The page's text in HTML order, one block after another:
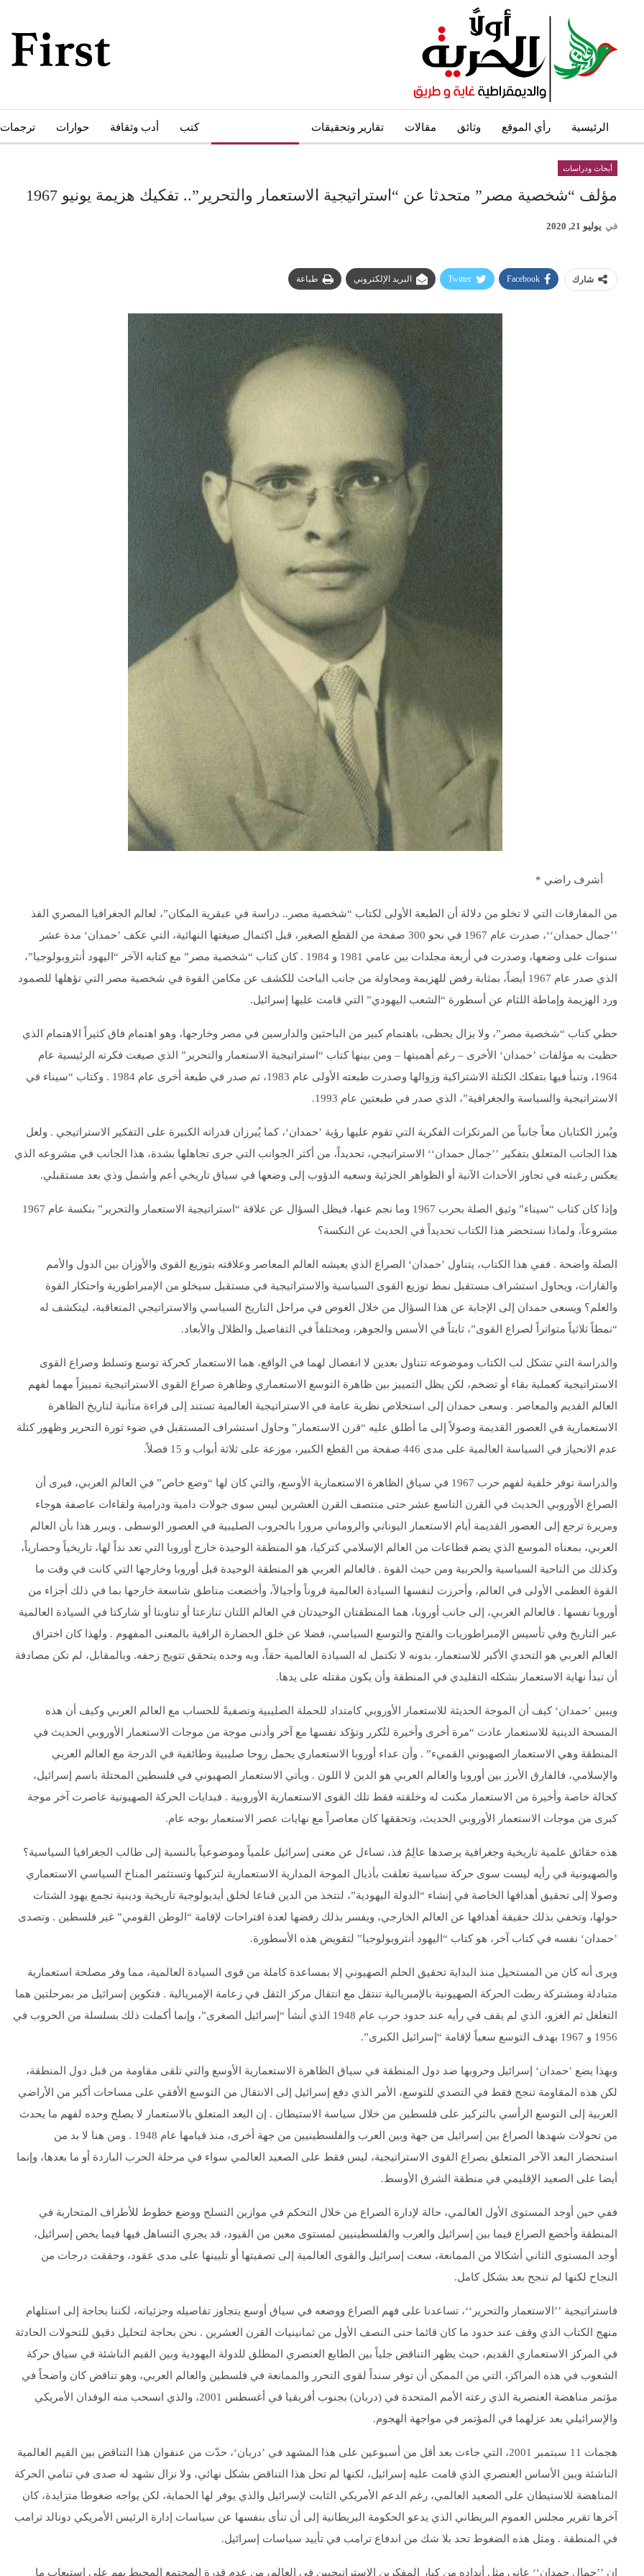
الرئيسية رأي الموقع وثائق مقالات تقارير وتحقيقات كتب أدب وثقافة حوارات ترجمات
أبحاث ودراسات
مؤلف “شخصية مصر” متحدثا عن “استراتيجية الاستعمار والتحرير”.. تفكيك هزيمة يونيو 1967
في يوليو 21, 2020
شارك Facebook
Twitter البريد الإلكتروني طباعة
أشرف راضي *
من المفارقات التي لا تخلو من دلالة أن الطبعة الأولى لكتاب “شخصية مصر.. دراسة في عبقرية المكان”، لعالم الجغرافيا المصري الفذ
’’جمال حمدان‘‘، صدرت عام 1967 في نحو 300 صفحة من القطع الصغير، قبل اكتمال صيغتها النهائية، التي عكف ’حمدان‘ مدة عشر
سنوات على وضعها، وصدرت في أربعة مجلدات بين عامي 1981 و 1984 . كان كتاب “شخصية مصر” مع كتابه الآخر “اليهود أنثروبولوجيا”،
الذي صدر عام 1967 أيضاً، بمثابة رفض للهزيمة ومحاولة من جانب الباحث للكشف عن مكامن القوة في شخصية مصر التي تؤهلها للصمود
ورد الهزيمة وإماطة اللثام عن أسطورة “الشعب اليهودي” التي قامت عليها إسرائيل.
حظي كتاب “شخصية مصر”، ولا يزال يحظى، باهتمام كبير من الباحثين والدارسين في مصر وخارجها، وهو اهتمام فاق كثيراً الاهتمام الذي
حظيت به مؤلفات ’حمدان‘ الأخرى – رغم أهميتها – ومن بينها كتاب “استراتيجية الاستعمار والتحرير” الذي صيغت فكرته الرئيسية عام
1964، وتنبأ فيها بتفكك الكتلة الاشتراكية وزوالها وصدرت طبعته الأولى عام 1983، ثم صدر في طبعة أخرى عام 1984 . وكتاب “سيناء في
الاستراتيجية والسياسة والجغرافية”، الذي صدر في طبعتين عام 1993.
ويُبرز الكتابان معاً جانباً من المرتكزات الفكرية التي تقوم عليها رؤية ’حمدان‘، كما يُبرزان قدراته الكبيرة على التفكير الاستراتيجي . ولعل
هذا الجانب المتعلق بتفكير ’’جمال حمدان‘‘ الاستراتيجي، تحديداً، من أكثر الجوانب التي جرى تجاهلها بشدة، هذا الجانب في مشروعه الذي
يعكس رغبته في تجاوز الأحداث الآنية أو الظواهر الجزئية وسعيه الدؤوب إلى وضعها في سياق تاريخي أعم وأشمل وذي بعد مستقبلي.
وإذا كان كتاب “سيناء” وثيق الصلة بحرب 1967 وما نجم عنها، فيظل السؤال عن علاقة “استراتيجية الاستعمار والتحرير” بنكسة عام 1967
مشروعاً، ولماذا نستحضر هذا الكتاب تحديداً في الحديث عن النكسة؟
الصلة واضحة . ففي هذا الكتاب، يتناول ’حمدان‘ الصراع الذي يعيشه العالم المعاصر وعلاقته بتوزيع القوى والأوزان بين الدول والأمم
والقارات، ويحاول استشراف مستقبل نمط توزيع القوى السياسية والاستراتيجية في مستقبل سيخلو من الإمبراطورية واحتكار القوة
والعلم؟ ويسعى حمدان إلى الإجابة عن هذا السؤال من خلال الغوص في مراحل التاريخ السياسي والاستراتيجي المتعاقبة، ليتكشف له
“نمطاً ثلاثياً متواتراً لصراع القوى”، ثابتاً في الأسس والجوهر، ومختلفاً في التفاصيل والظلال والأبعاد.
والدراسة التي تشكل لب الكتاب وموضوعه تتناول بعدين لا انفصال لهما في الواقع، هما الاستعمار كحركة توسع وتسلط وصراع القوى
الاستراتيجية كعملية بقاء أو تضخم، لكن يظل التمييز بين ظاهرة التوسع الاستعماري وظاهرة صراع القوى الاستراتيجية تمييزاً مهما لفهم
العالم القديم والمعاصر . وسعى حمدان إلى استخلاص نظرية عامة في الاستراتيجية العالمية تستند إلى قراءة متأنية لتاريخ الظاهرة
الاستعمارية في العصور القديمة وصولاً إلى ما أطلق عليه “قرن الاستعمار” وحاول استشراف المستقبل في ضوء ثورة التحرير وظهور كتلة
عدم الانحياز في السياسة العالمية على مدى 446 صفحة من القطع الكبير، موزعة على ثلاثة أبواب و 15 فصلاً.
والدراسة توفر خلفية لفهم حرب 1967 في سياق الظاهرة الاستعمارية الأوسع، والتي كان لها “وضع خاص” في العالم العربي، فيرى أن
الصراع الأوروبي الحديث في القرن التاسع عشر حتى منتصف القرن العشرين ليس سوى جولات دامية ودرامية ولقاءات عاصفة هوجاء
ومريرة ترجع إلى العصور القديمة أيام الاستعمار اليوناني والروماني مرورا بالحروب الصليبية في العصور الوسطى . ويبرر هذا بأن العالم
العربي، بمعناه الموسع الذي يضم قطاعات من العالم الإسلامي كتركيا، هو المنطقة الوحيدة خارج أوروبا التي تعد نداً لها، تاريخياً وحضارياً،
وكذلك من الناحية السياسية والحربية ومن حيث القوة . فالعالم العربي هو المنطقة الوحيدة قبل أوروبا وخارجها التي كانت في وقت ما
القوة العظمى الأولى في العالم، وأحرزت لنفسها السيادة العالمية قروناً وأجيالاً، وأخضعت مناطق شاسعة خارجها بما في ذلك أجزاء من
أوروبا نفسها . فالعالم العربي، إلى جانب أوروبا، هما المنطقتان الوحيدتان في العالم اللتان تنازعتا أو تناوبتا أو شاركتا في السيادة العالمية
عبر التاريخ وفي تأسيس الإمبراطوريات والفتح والتوسع السياسي، فضلا عن خلق الحضارة الراقية بالمعنى المفهوم . ولهذا كان اختراق
العالم العربي هو التحدي الأكبر للاستعمار، بدونه لا تكتمل له السيادة العالمية حقاً، وبه وحده يتحقق تتويج زحفه. وبالمقابل، لم تكن مصادفة
أن تبدأ نهاية الاستعمار بشكله التقليدي في المنطقة وأن يكون مقتله على يدها.
ويبين ’حمدان‘ كيف أن الموجة الحديثة للاستعمار الأوروبي كامتداد للحملة الصليبية وتصفيةً للحساب مع العالم العربي وكيف أن هذه
المسحة الدينية للاستعمار عادت “مرة أخرى وأخيرة لتُكرر وتؤكد نفسها مع آخر وأدنى موجة من موجات الاستعمار الأوروبي الحديث في
المنطقة وهي الاستعمار الصهيوني القميء” . وأن عداء أوروبا الاستعماري يحمل روحا صليبية وطائفية في الدرجة مع العالم العربي
والإسلامي، فالفارق الأبرز بين أوروبا والعالم العربي هو الدين لا اللون . ويأتي الاستعمار الصهيوني في فلسطين المحتلة باسم إسرائيل،
كحالة خاصة وأخيرة من الاستعمار مكنت له وخلقته فقط تلك القوى الاستعمارية الأوروبية . فبدايات الحركة الصهيونية عاصرت آخر موجة
كبرى من موجات الاستعمار الأوروبي الحديث، وتحققها كان معاصراً مع نهايات عصر الاستعمار بوجه عام.
هذه حقائق علمية تاريخية وجغرافية يرصدها عالِمٌ فذ، تساءل عن معنى إسرائيل علمياً وموضوعياً بالنسبة إلى طالب الجغرافيا السياسية؟
والصهيونية في رأيه ليست سوى حركة سياسية تعلقت بأذيال الموجة المدارية الاستعمارية لتركبها وتستثمر المناخ السياسي الاستعماري
وصولا إلى تحقيق أهدافها الخاصة في إنشاء “الدولة اليهودية”، لتتخذ من الدين قناعا لخلق أيديولوجية تاريخية ودينية تجمع يهود الشتات
حولها، وتخفي بذلك حقيقة أهدافها عن العالم الخارجي، ويفسر بذلك رفضها لعدة اقتراحات لإقامة “الوطن القومي” غير فلسطين . وتصدى
’حمدان‘ نفسه في كتاب آخر، هو كتاب “اليهود أنثروبولوجيا” لتقويض هذه الأسطورة.
ويرى أنه كان من المستحيل منذ البداية تحقيق الحلم الصهيوني إلا بمساعدة كاملة من قوى السيادة العالمية، مما وفر مصلحة استعمارية
متبادلة ومشتركة ربطت الحركة الصهيونية بالإمبريالية تنتقل مع انتقال مركز الثقل في زعامة الإمبريالية . فتكوين إسرائيل مر بمرحلتين هما
التغلغل ثم الغزو، الذي لم يقف في رأيه عند حدود حرب عام 1948 الذي أنشأ “إسرائيل الصغرى”، وإنما أكملت ذلك بسلسلة من الحروب في
1956 و 1967 بهدف التوسع سعياً لإقامة “إسرائيل الكبرى”.
وبهذا يضع ’حمدان‘ إسرائيل وحروبها ضد دول المنطقة في سياق الظاهرة الاستعمارية الأوسع والتي تلقى مقاومة من قبل دول المنطقة،
لكن هذه المقاومة تنجح فقط في التصدي للتوسع، الأمر الذي دفع إسرائيل إلى الانتقال من التوسع الأفقي على مساحات أكبر من الأراضي
العربية إلى التوسع الرأسي بالتركيز على فلسطين من خلال سياسة الاستيطان . إن البعد المتعلق بالاستعمار لا يصلح وحده لفهم ما يحدث
من تحولات شهدها الصراع بين إسرائيل من جهة وبين العرب والفلسطينيين من جهة أخرى، منذ قيامها عام 1948 . ومن هنا لا بد من
استحضار البعد الآخر المتعلق بصراع القوى الاستراتيجية، ليس فقط على الصعيد العالمي سواء في مرحلة الحرب الباردة أو ما بعدها، وإنما
أيضا على الصعيد الإقليمي في منطقة الشرق الأوسط.
ففي حين أوجد المستوى الأول العالمي، حالة لإدارة الصراع من خلال التحكم في موازين التسلح ووضع خطوط للأطراف المتحاربة في
المنطقة وأخضع الصراع فيما بين إسرائيل والعرب والفلسطينيين لمستوى معين من القيود، قد يجري التساهل فيها فيما يخص إسرائيل،
أوجد المستوى الثاني أشكالا من الممانعة، سعت إسرائيل والقوى العالمية إلى تصفيتها أو تليينها على مدى عقود، وحققت درجات من
النجاح لكنها لم تنجح بعد بشكل كامل.
فاستراتيجية ’’الاستعمار والتحرير‘‘، تساعدنا على فهم الصراع ووضعه في سياق أوسع يتجاوز تفاصيله وجزئياته، لكننا بحاجة إلى استلهام
منهج الكتاب الذي وقف عند حدود ما كان قائما حتى النصف الأول من ثمانينيات القرن العشرين . نحن بحاجة لتحليل دقيق للتحولات الحادثة
في المركز الاستعماري القديم، حيث يظهر التناقض جلياً بين الطابع العنصري المطلق للدولة اليهودية وبين القيم الناشئة في سياق حركة
الشعوب في هذه المراكز، التي من الممكن أن توفر سنداً لقوى التحرر والممانعة في فلسطين والعالم العربي، وهو تناقض كان واضحاً في
مؤتمر مناهضة العنصرية الذي رعته الأمم المتحدة في (دربان) بجنوب أفريقيا في أغسطس 2001، والذي انسحب منه الوفدان الأمريكي
والإسرائيلي بعد عزلهما في المؤتمر في مواجهة الهجوم.
هجمات 11 سبتمبر 2001، التي جاءت بعد أقل من أسبوعين على هذا المشهد في ’دربان‘، حدّت من عنفوان هذا التناقض بين القيم العالمية
الناشئة وبين الأساس العنصري الذي قامت عليه إسرائيل، لكنها لم تحل هذا التناقض بشكل نهائي، ولا نزال نشهد له صدى في تنامي الحركة
المناهضة للاستيطان على الصعيد العالمي، رغم الدعم الأمريكي الثابت لإسرائيل والذي يوفر لها الحماية، لكن يواجه ضغوطا متزايدة، كان
آخرها تقرير مجلس العموم البريطاني الذي يدعو الحكومة البريطانية إلى أن تنأى بنفسها عن سياسات إدارة الرئيس الأمريكي دونالد ترامب
في المنطقة . ومثل هذه الضغوط تحد بلا شك من اندفاع ترامب في تأييد سياسات إسرائيل.
إن ’’جمال حمدان‘‘ عانى مثل أنداده من كبار المفكرين الاستراتيجيين في العالم، من عدم قدرة المجتمع المحيط بهم على استيعاب ما
نحو استراتيجيّة للمعارضة السوريّة بشأن التحديات الصّهيونيّة
قمة الرياض: أقوال تنتظر أفعالاً
نوفمبر 27, 2024
تعيينات ترامب: أنت لا تجني من الشوك العنب!
ابن بطوطة عند تخوم سيبيريا!
انجازات نتنياهو !
نوفمبر 27, 2024